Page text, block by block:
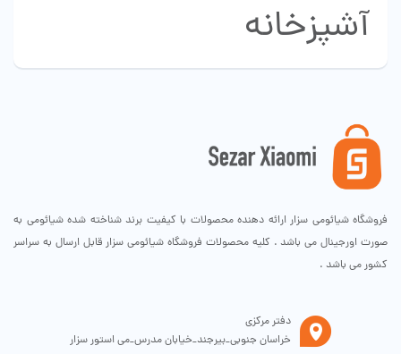
آشپزخانه
فروشگاه شیائومی سزار ارائه دهنده محصولات با کیفیت برند شناخته شده شیائومی به
صورت اورجینال می باشد . کلیه محصولات فروشگاه شیائومی سزار قابل ارسال به سراسر
کشور می باشد .
دفتر مرکزی
خراسان جنوبی_بیرجند_خیابان مدرس_می استور سزار